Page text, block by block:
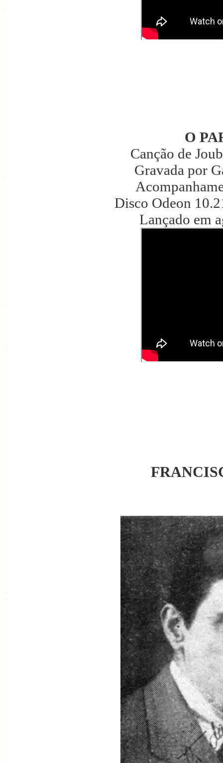
O
Canção de
Gravada por
Disco Odeon
Lançado em